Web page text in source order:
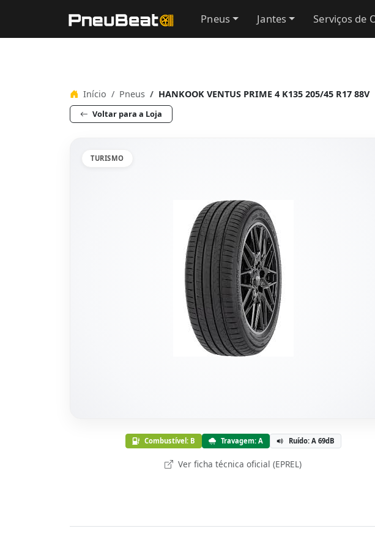
Pneus Jantes Serviços de
Início Pneus HANKOOK VENTUS PRIME 4 K135 205/45 R17 88V
Voltar para a Loja
TURISMO
Combustível: B Travagem: A Ruído: A 69dB
Ver ficha técnica oficial (EPREL)